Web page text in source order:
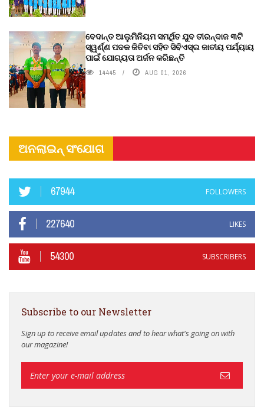
ବେଦାନ୍ତ ଆଲୁମିନିୟମ ସମର୍ଥିତ ଯୁବ ତୀରନ୍ଦାଜ ୩ଟି
ସ୍ୱର୍ଣ୍ଣ ପଦକ ଜିତିବା ସହିତ ସିବିଏସ୍ଇ ଜାତୀୟ ପର୍ଯ୍ୟାୟ
ପାଇଁ ଯୋଗ୍ୟତା ଅର୍ଜନ କରିଛନ୍ତି
14445 AUG 01, 2026
ଅନଲାଇନ୍ ସଂଯୋଗ
67944 FOLLOWERS
227640 LIKES
54300 SUBSCRIBERS
Subscribe to our Newsletter
Sign up to receive email updates and to hear what's going on with
our magazine!